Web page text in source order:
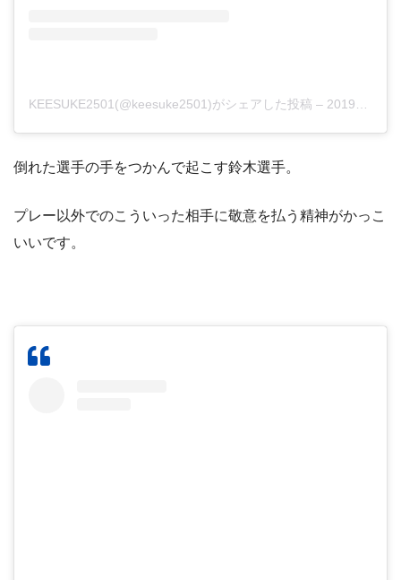
KEESUKE2501(@keesuke2501)がシェアした投稿 – 2019年 5月月9日午前8時51分PDT
倒れた選手の手をつかんで起こす鈴木選手。
プレー以外でのこういった相手に敬意を払う精神がかっこ
いいです。